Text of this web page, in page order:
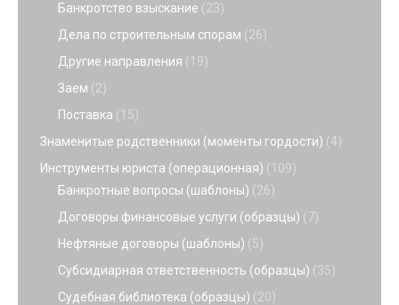
Банкротство взыскание (23)
Дела по строительным спорам (26)
Другие направления (19)
Заем (2)
Поставка (15)
Знаменитые родственники (моменты гордости) (4)
Инструменты юриста (операционная) (109)
Банкротные вопросы (шаблоны) (26)
Договоры финансовые услуги (образцы) (7)
Нефтяные договоры (шаблоны) (5)
Субсидиарная ответственность (образцы) (35)
Судебная библиотека (образцы) (20)